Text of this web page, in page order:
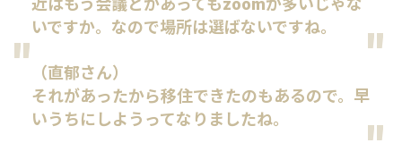
近はもう会議とかあってもzoomが多いじゃな
いですか。なので場所は選ばないですね。
（直郁さん）
それがあったから移住できたのもあるので。早
いうちにしようってなりましたね。